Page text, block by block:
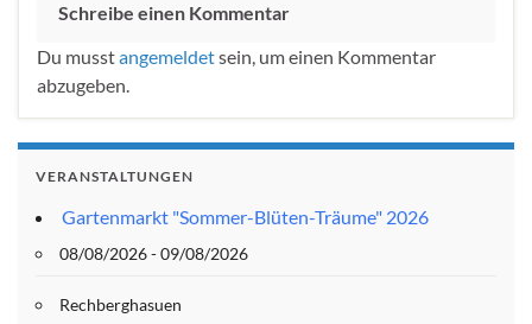
Schreibe einen Kommentar
Du musstangemeldetsein, um einen Kommentar
abzugeben.
VERANSTALTUNGEN
Gartenmarkt "Sommer-Blüten-Träume" 2026
08/08/2026 - 09/08/2026
Rechberghasuen